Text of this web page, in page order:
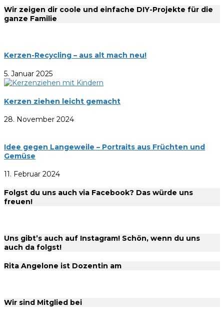
Wir zeigen dir coole und einfache DIY-Projekte für die
ganze Familie
Kerzen-Recycling – aus alt mach neu!
5. Januar 2025
Kerzen ziehen leicht gemacht
28. November 2024
Idee gegen Langeweile – Portraits aus Früchten und
Gemüse
11. Februar 2024
Folgst du uns auch via Facebook? Das würde uns
freuen!
Uns gibt’s auch auf Instagram! Schön, wenn du uns
auch da folgst!
Rita Angelone ist Dozentin am
Wir sind Mitglied bei